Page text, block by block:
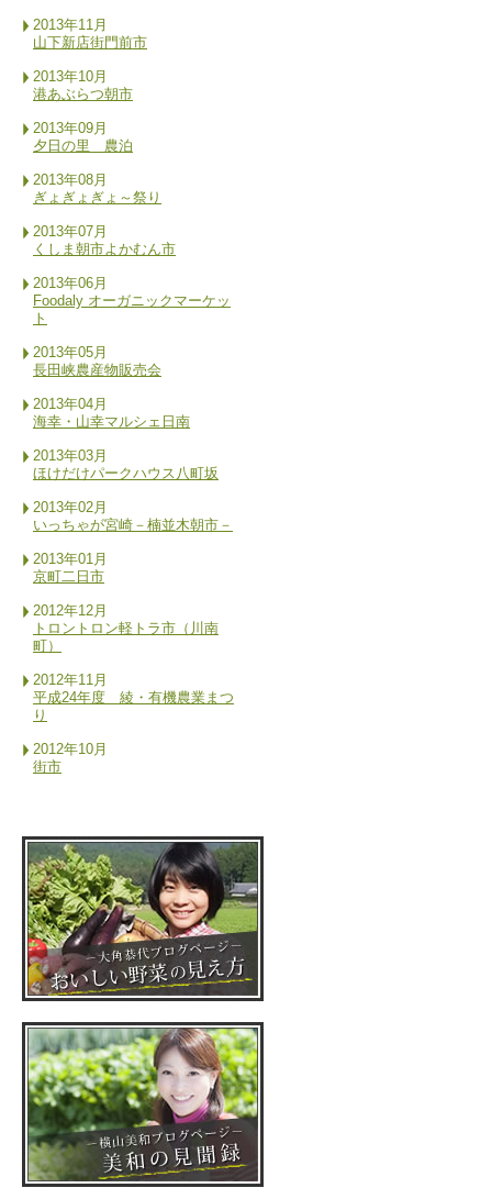
2013年11月
山下新店街門前市
2013年10月
港あぶらつ朝市
2013年09月
夕日の里 農泊
2013年08月
ぎょぎょぎょ～祭り
2013年07月
くしま朝市よかむん市
2013年06月
Foodaly オーガニックマーケッ
ト
2013年05月
長田峡農産物販売会
2013年04月
海幸・山幸マルシェ日南
2013年03月
ほけだけパークハウス八町坂
2013年02月
いっちゃが宮崎－楠並木朝市－
2013年01月
京町二日市
2012年12月
トロントロン軽トラ市（川南
町）
2012年11月
平成24年度 綾・有機農業まつ
り
2012年10月
街市